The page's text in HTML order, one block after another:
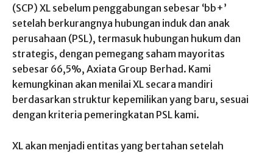
(SCP) XL sebelum penggabungan sebesar ‘bb+’
setelah berkurangnya hubungan induk dan anak
perusahaan (PSL), termasuk hubungan hukum dan
strategis, dengan pemegang saham mayoritas
sebesar 66,5%, Axiata Group Berhad. Kami
kemungkinan akan menilai XL secara mandiri
berdasarkan struktur kepemilikan yang baru, sesuai
dengan kriteria pemeringkatan PSL kami.
XL akan menjadi entitas yang bertahan setelah